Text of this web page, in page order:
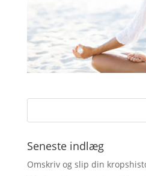
Seneste indlæg
Omskriv og slip din